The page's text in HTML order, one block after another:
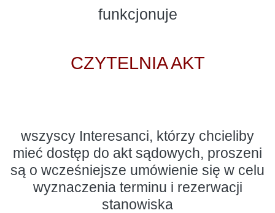
funkcjonuje
CZYTELNIA AKT
wszyscy Interesanci, którzy chcieliby
mieć dostęp do akt sądowych, proszeni
są o wcześniejsze umówienie się w celu
wyznaczenia terminu i rezerwacji
stanowiska